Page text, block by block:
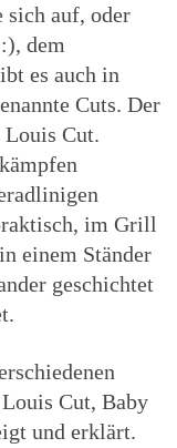
sich auf, oder
dem
es auch in
Cuts. Der
Louis Cut.
im Grill
einem Ständer
geschichtet
Cut, Baby
und erklärt.